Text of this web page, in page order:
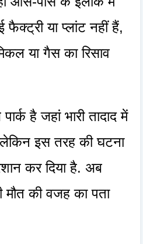
फैक्ट्री या प्लांट नहीं हैं,
या गैस का रिसाव
है जहां भारी तादाद में
लेकिन इस तरह की घटना
कर दिया है. अब
मौत की वजह का पता